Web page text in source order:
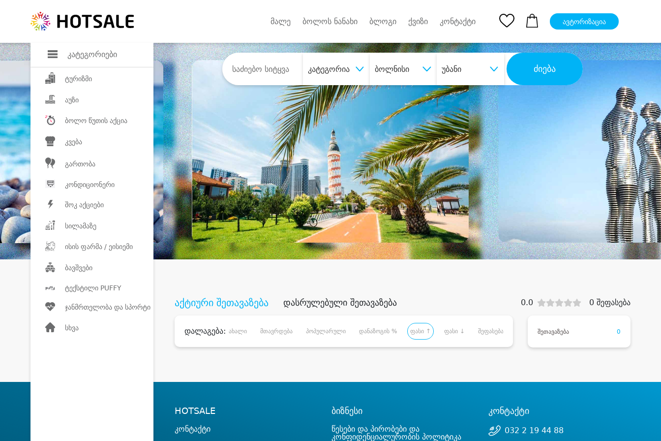
კატეგორიები
ტურიზმი
აუზი
ბოლო წუთის აქცია
კვება
გართობა
კონდიციონერი
შოკ აქციები
სილამაზე
ისის ფარმა / ეისიემი
ბავშვები
ტექსტილი PUFFY
ჯანმრთელობა და სპორტი
სხვა
მალე ბოლოს ნანახი ბლოგი ქვიზი კონტაქტი ავტორიზაცია
კატეგორია ბოლნისი უბანი ძიება
შეიძინესასურველი მომსახურებადიდი დანაზოგით
აქტიური შეთავაზება დასრულებული შეთავაზება 0.0 0 შეფასება
დალაგება: ახალი მთავრდება პოპულარული დანაზოგის % ფასი ↑ ფასი ↓ შეფასება შეთავაზება 0
HOTSALE
კონტაქტი
ბიზნესი
წესები და პირობები და
კონფიდენციალურობის პოლიტიკა
კონტაქტი
032 2 19 44 88